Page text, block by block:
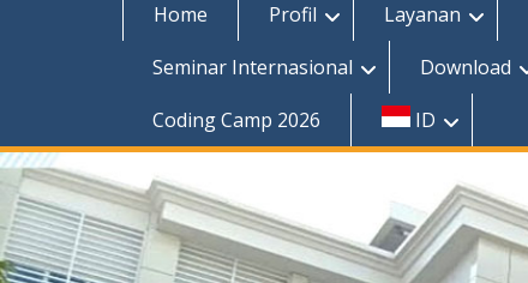
Home Profil Layanan
Seminar Internasional
Download
Coding Camp 2026
ID